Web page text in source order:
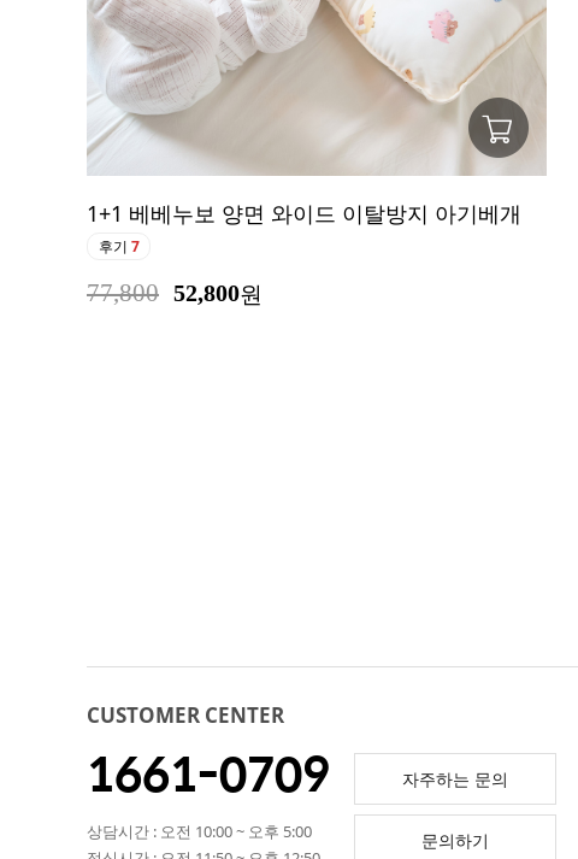
1+1 베베누보 양면 와이드 이탈방지 아기베개
후기 7
77,800 52,800원
CUSTOMER CENTER
1661-0709
상담시간 : 오전 10:00 ~ 오후 5:00
자주하는 문의
문의하기